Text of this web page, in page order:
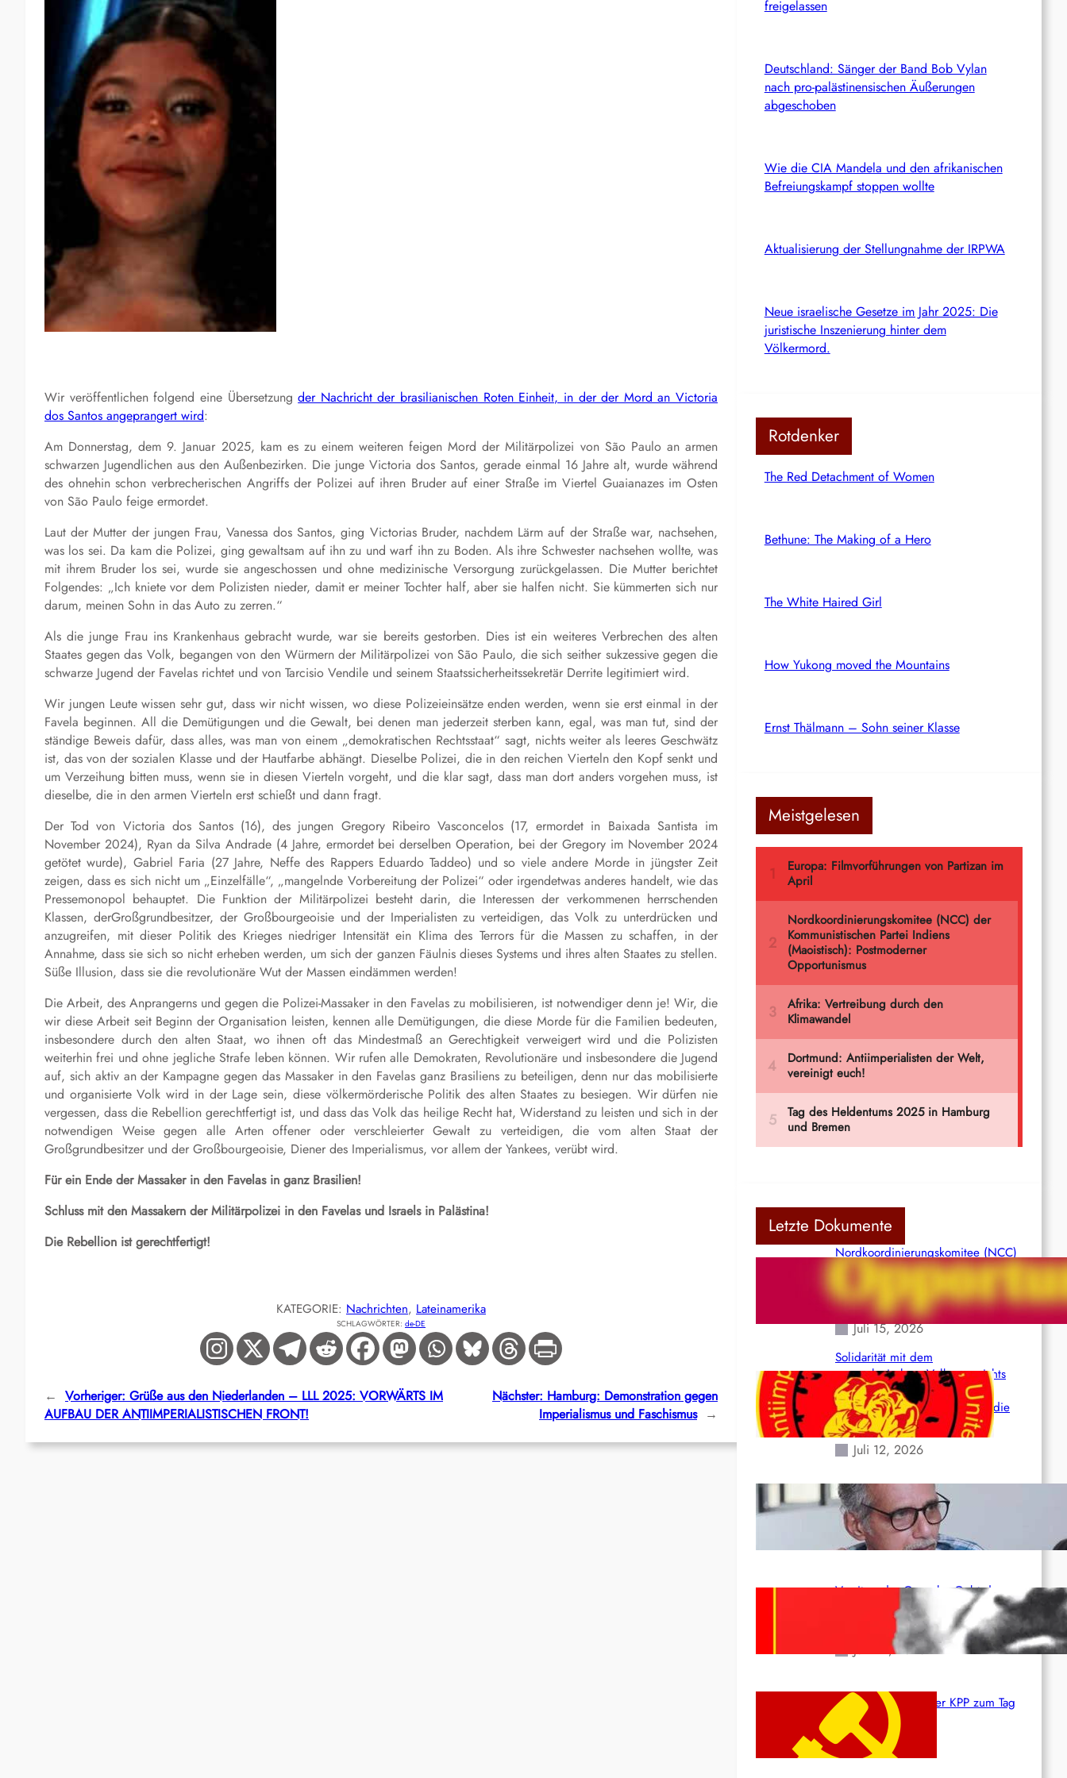
Wir veröffentlichen folgend eine Übersetzungder Nachricht der brasilianischen Roten Einheit, in der der Mord an Victoria
dos Santos angeprangert wird:
Am Donnerstag, dem 9. Januar 2025, kam es zu einem weiteren feigen Mord der Militärpolizei von São Paulo an armen
schwarzen Jugendlichen aus den Außenbezirken. Die junge Victoria dos Santos, gerade einmal 16 Jahre alt, wurde während
des ohnehin schon verbrecherischen Angriffs der Polizei auf ihren Bruder auf einer Straße im Viertel Guaianazes im Osten
von São Paulo feige ermordet.
Laut der Mutter der jungen Frau, Vanessa dos Santos, ging Victorias Bruder, nachdem Lärm auf der Straße war, nachsehen,
was los sei. Da kam die Polizei, ging gewaltsam auf ihn zu und warf ihn zu Boden. Als ihre Schwester nachsehen wollte, was
mit ihrem Bruder los sei, wurde sie angeschossen und ohne medizinische Versorgung zurückgelassen. Die Mutter berichtet
Folgendes: „Ich kniete vor dem Polizisten nieder, damit er meiner Tochter half, aber sie halfen nicht. Sie kümmerten sich nur
darum, meinen Sohn in das Auto zu zerren.“
Als die junge Frau ins Krankenhaus gebracht wurde, war sie bereits gestorben. Dies ist ein weiteres Verbrechen des alten
Staates gegen das Volk, begangen von den Würmern der Militärpolizei von São Paulo, die sich seither sukzessive gegen die
schwarze Jugend der Favelas richtet und von Tarcisio Vendile und seinem Staatssicherheitssekretär Derrite legitimiert wird.
Wir jungen Leute wissen sehr gut, dass wir nicht wissen, wo diese Polizeieinsätze enden werden, wenn sie erst einmal in der
Favela beginnen. All die Demütigungen und die Gewalt, bei denen man jederzeit sterben kann, egal, was man tut, sind der
ständige Beweis dafür, dass alles, was man von einem „demokratischen Rechtsstaat“ sagt, nichts weiter als leeres Geschwätz
ist, das von der sozialen Klasse und der Hautfarbe abhängt. Dieselbe Polizei, die in den reichen Vierteln den Kopf senkt und
um Verzeihung bitten muss, wenn sie in diesen Vierteln vorgeht, und die klar sagt, dass man dort anders vorgehen muss, ist
dieselbe, die in den armen Vierteln erst schießt und dann fragt.
Der Tod von Victoria dos Santos (16), des jungen Gregory Ribeiro Vasconcelos (17, ermordet in Baixada Santista im
November 2024), Ryan da Silva Andrade (4 Jahre, ermordet bei derselben Operation, bei der Gregory im November 2024
getötet wurde), Gabriel Faria (27 Jahre, Neffe des Rappers Eduardo Taddeo) und so viele andere Morde in jüngster Zeit
zeigen, dass es sich nicht um „Einzelfälle“, „mangelnde Vorbereitung der Polizei“ oder irgendetwas anderes handelt, wie das
Pressemonopol behauptet. Die Funktion der Militärpolizei besteht darin, die Interessen der verkommenen herrschenden
Klassen, derGroßgrundbesitzer, der Großbourgeoisie und der Imperialisten zu verteidigen, das Volk zu unterdrücken und
anzugreifen, mit dieser Politik des Krieges niedriger Intensität ein Klima des Terrors für die Massen zu schaffen, in der
Annahme, dass sie sich so nicht erheben werden, um sich der ganzen Fäulnis dieses Systems und ihres alten Staates zu stellen.
Süße Illusion, dass sie die revolutionäre Wut der Massen eindämmen werden!
Die Arbeit, des Anprangerns und gegen die Polizei-Massaker in den Favelas zu mobilisieren, ist notwendiger denn je! Wir, die
wir diese Arbeit seit Beginn der Organisation leisten, kennen alle Demütigungen, die diese Morde für die Familien bedeuten,
insbesondere durch den alten Staat, wo ihnen oft das Mindestmaß an Gerechtigkeit verweigert wird und die Polizisten
weiterhin frei und ohne jegliche Strafe leben können. Wir rufen alle Demokraten, Revolutionäre und insbesondere die Jugend
auf, sich aktiv an der Kampagne gegen das Massaker in den Favelas ganz Brasiliens zu beteiligen, denn nur das mobilisierte
und organisierte Volk wird in der Lage sein, diese völkermörderische Politik des alten Staates zu besiegen. Wir dürfen nie
vergessen, dass die Rebellion gerechtfertigt ist, und dass das Volk das heilige Recht hat, Widerstand zu leisten und sich in der
notwendigen Weise gegen alle Arten offener oder verschleierter Gewalt zu verteidigen, die vom alten Staat der
Großgrundbesitzer und der Großbourgeoisie, Diener des Imperialismus, vor allem der Yankees, verübt wird.
Für ein Ende der Massaker in den Favelas in ganz Brasilien!
Schluss mit den Massakern der Militärpolizei in den Favelas und Israels in Palästina!
Die Rebellion ist gerechtfertigt!
KATEGORIE: Nachrichten, Lateinamerika
SCHLAGWÖRTER: de-DE
← Vorheriger: Grüße aus den Niederlanden – LLL 2025: VORWÄRTS IM
AUFBAU DER ANTIIMPERIALISTISCHEN FRONT!
Nächster: Hamburg: Demonstration gegen
Imperialismus und Faschismus →
freigelassen
Deutschland: Sänger der Band Bob Vylan
nach pro-palästinensischen Äußerungen
abgeschoben
Wie die CIA Mandela und den afrikanischen
Befreiungskampf stoppen wollte
Aktualisierung der Stellungnahme der IRPWA
Neue israelische Gesetze im Jahr 2025: Die
juristische Inszenierung hinter dem
Völkermord.
Rotdenker
The Red Detachment of Women
Bethune: The Making of a Hero
The White Haired Girl
How Yukong moved the Mountains
Ernst Thälmann – Sohn seiner Klasse
Meistgelesen
Letzte Dokumente
Nordkoordinierungskomitee (NCC)
der Kommunistischen Partei Indiens
(Maoistisch): Postmoderner
Opportunismus
Juli 15, 2026
Solidarität mit dem
venezolanischem Volk angesichts
der verlorenen Leben und der
katastrophalen Situation durch die
Erdbeben des 24. Juni!
Juli 12, 2026
Indien: „Die Politik der
Kapitulation“ von K. Murali (Ajith)
Juli 1, 2026
Vorsitzender Gonzalo: Gebt das
Leben für die Partei und die
Juni 19, 2026
Beschluss des ZK der KPP zum Tag
des Heldentums
Juni 19, 2026